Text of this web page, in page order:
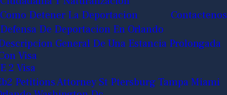
Como Detener La Deportacion
Contactenos
Defensa De Deportacion En Orlando
General De Una Estancia Prolongada
Visa
E 2 Visa
Petitions Attorney St Ptersburg Tampa Miami